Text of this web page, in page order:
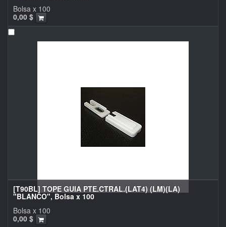
0,00 $
Bolsa x 100
[T90BL] TOPE GUIA PTE.CTRAL.(LAT4) (LM)(LA)
"BLANCO", Bolsa x 100
0,00 $
Bolsa x 100